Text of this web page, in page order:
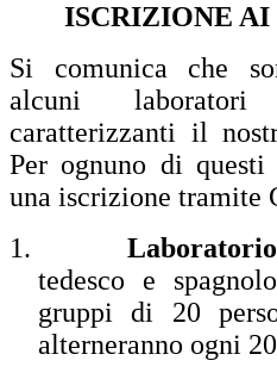
ISCRIZIONE
Si comunica che
alcuni
caratterizzanti il
Per ognuno di
una iscrizione tramite
1.
tedesco e
gruppi di 20
alterneranno ogni